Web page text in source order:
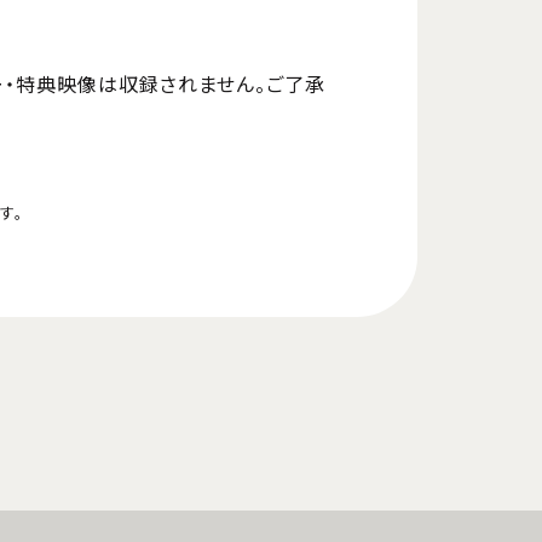
特典映像は収録されません。ご了承